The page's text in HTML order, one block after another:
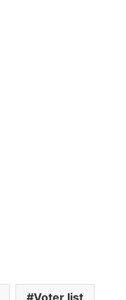
Voter list